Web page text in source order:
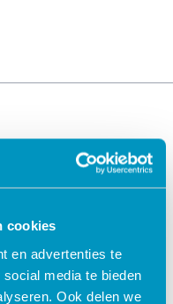
cookies
en advertenties te
media te bieden
Ook delen we
voor de